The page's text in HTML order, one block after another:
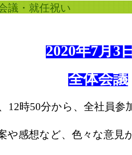
議・就任祝い
2020年7月
全体会議
12時50分から、全社員
や感想など、色々な意見